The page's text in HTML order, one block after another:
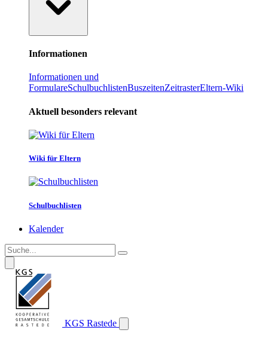
Informationen
Informationen und
FormulareSchulbuchlistenBuszeitenZeitrasterEltern-Wiki
Aktuell besonders relevant
Wiki für Eltern
Schulbuchlisten
Kalender
KGS Rastede